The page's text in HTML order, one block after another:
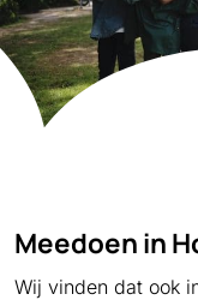
Meedoen in
Wij vinden dat ook